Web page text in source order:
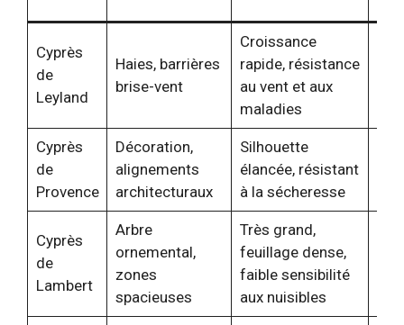
Cyprès
de
Leyland
Haies, barrières
brise-vent
Croissance
rapide, résistance
au vent et aux
maladies
Cyprès
de
Provence
Décoration,
alignements
architecturaux
Silhouette
élancée, résistant
à la sécheresse
Cyprès
de
Lambert
Arbre
ornemental,
zones
spacieuses
Très grand,
feuillage dense,
faible sensibilité
aux nuisibles